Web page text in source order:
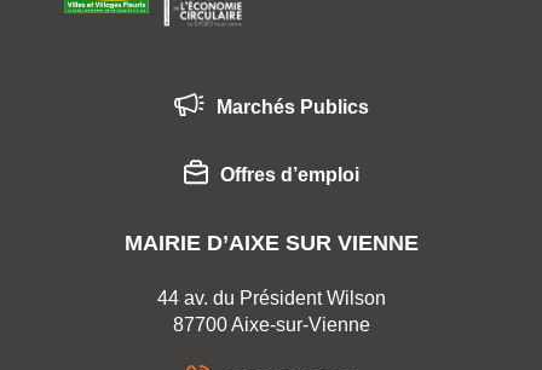
Marchés Publics
Offres d’emploi
MAIRIE D’AIXE SUR VIENNE
44 av. du Président Wilson
87700 Aixe-sur-Vienne